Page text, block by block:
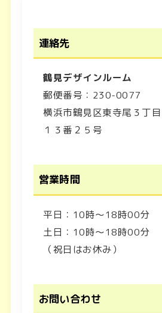
連絡先
鶴見デザインルーム
郵便番号：230-0077
横浜市鶴見区東寺尾３丁目
１３番２５号
営業時間
平日：10時～18時00分
土日：10時～18時00分
（祝日はお休み）
お問い合わせ